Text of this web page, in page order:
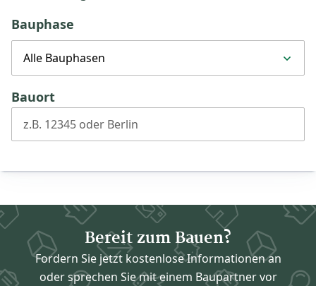
Bauphase
Alle Bauphasen
Bauort
z.B. 12345 oder Berlin
Bereit zum Bauen?
Fordern Sie jetzt kostenlose Informationen an
oder sprechen Sie mit einem Baupartner vor